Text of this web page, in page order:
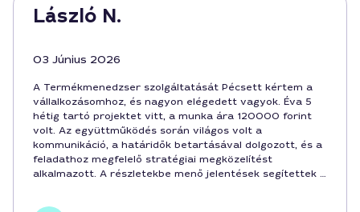
László N.
03 Június 2026
A Termékmenedzser szolgáltatását Pécsett kértem a
vállalkozásomhoz, és nagyon elégedett vagyok. Éva 5
hétig tartó projektet vitt, a munka ára 120000 forint
volt. Az együttműködés során világos volt a
kommunikáció, a határidők betartásával dolgozott, és a
feladathoz megfelelő stratégiai megközelítést
alkalmazott. A részletekbe menő jelentések segítettek a